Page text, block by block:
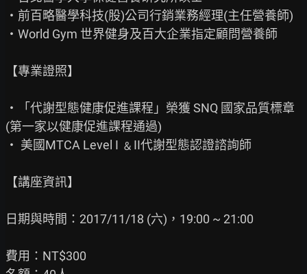
‧前百略醫學科技(股)公司行銷業務經理(主任營養師)
‧World Gym 世界健身及百大企業指定顧問營養師
【專業證照】
‧「代謝型態健康促進課程」榮獲 SNQ 國家品質標章
(第一家以健康促進課程通過)
‧ 美國MTCA Level I ﹠II代謝型態認證諮詢師
【講座資訊】
日期與時間：2017/11/18 (六)，19:00 ~ 21:00
費用：NT$300